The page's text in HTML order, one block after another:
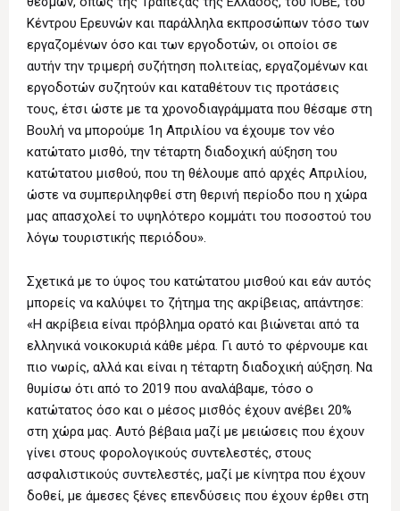
Κέντρου Ερευνών και παράλληλα εκπροσώπων τόσο των
εργαζομένων όσο και των εργοδοτών, οι οποίοι σε
αυτήν την τριμερή συζήτηση πολιτείας, εργαζομένων και
εργοδοτών συζητούν και καταθέτουν τις προτάσεις
τους, έτσι ώστε με τα χρονοδιαγράμματα που θέσαμε στη
Βουλή να μπορούμε 1η Απριλίου να έχουμε τον νέο
κατώτατο μισθό, την τέταρτη διαδοχική αύξηση του
κατώτατου μισθού, που τη θέλουμε από αρχές Απριλίου,
ώστε να συμπεριληφθεί στη θερινή περίοδο που η χώρα
μας απασχολεί το υψηλότερο κομμάτι του ποσοστού του
λόγω τουριστικής περιόδου».
Σχετικά με το ύψος του κατώτατου μισθού και εάν αυτός
μπορείς να καλύψει το ζήτημα της ακρίβειας, απάντησε:
«Η ακρίβεια είναι πρόβλημα ορατό και βιώνεται από τα
ελληνικά νοικοκυριά κάθε μέρα. Γι αυτό το φέρνουμε και
πιο νωρίς, αλλά και είναι η τέταρτη διαδοχική αύξηση. Να
θυμίσω ότι από το 2019 που αναλάβαμε, τόσο ο
κατώτατος όσο και ο μέσος μισθός έχουν ανέβει 20%
στη χώρα μας. Αυτό βέβαια μαζί με μειώσεις που έχουν
γίνει στους φορολογικούς συντελεστές, στους
ασφαλιστικούς συντελεστές, μαζί με κίνητρα που έχουν
δοθεί, με άμεσες ξένες επενδύσεις που έχουν έρθει στη